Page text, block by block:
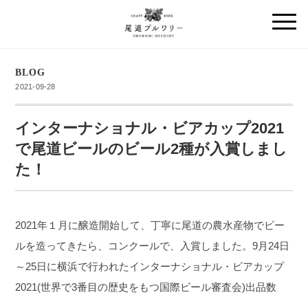
BLOG
2021-09-28
インターナショナル・ビアカップ2021
で尾道ビールのビール2種が入賞しまし
た！
2021年１月に醸造開始して、丁寧に尾道の農水産物でビー
ルを造ってきたら、コンクールで、入賞しました。9月24日
～25日に横浜で行われたインターナショナル・ビアカップ
2021(世界で3番目の歴史をもつ国際ビール審査会)出品数